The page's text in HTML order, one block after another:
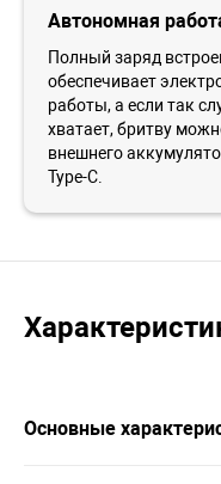
Автономная
Полный заряд
обеспечивает
работы, а если так
хватает, бритву
внешнего
Type-C.
Основные